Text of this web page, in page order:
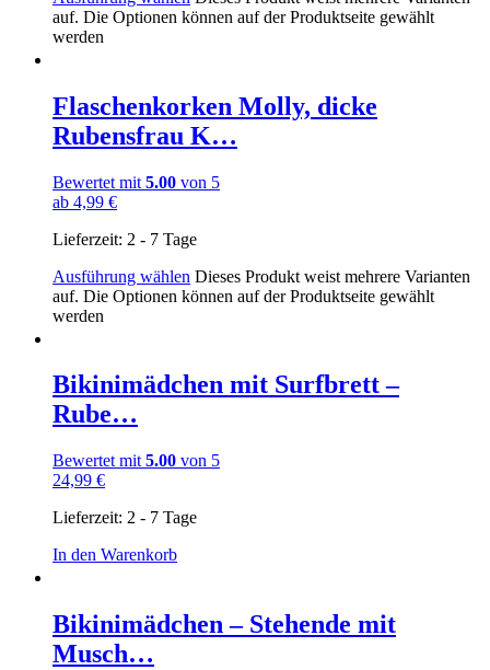
auf. Die Optionen können auf der Produktseite gewählt
werden
Flaschenkorken Molly, dicke
Rubensfrau K…
Bewertet mit 5.00 von 5
ab 4,99 €
Lieferzeit: 2 - 7 Tage
Ausführung wählen Dieses Produkt weist mehrere Varianten
auf. Die Optionen können auf der Produktseite gewählt
werden
Bikinimädchen mit Surfbrett –
Rube…
Bewertet mit 5.00 von 5
24,99 €
Lieferzeit: 2 - 7 Tage
In den Warenkorb
Bikinimädchen – Stehende mit
Musch…